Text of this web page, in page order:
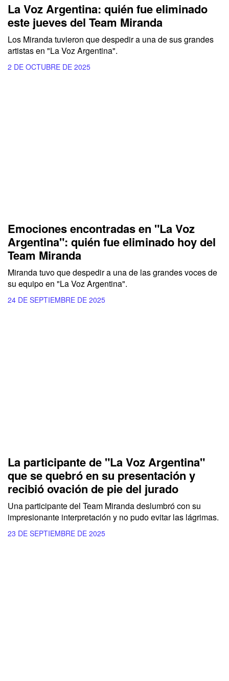
La Voz Argentina: quién fue eliminado
este jueves del Team Miranda
Los Miranda tuvieron que despedir a una de sus grandes
artistas en "La Voz Argentina".
2 DE OCTUBRE DE 2025
Emociones encontradas en "La Voz
Argentina": quién fue eliminado hoy del
Team Miranda
Miranda tuvo que despedir a una de las grandes voces de
su equipo en "La Voz Argentina".
24 DE SEPTIEMBRE DE 2025
La participante de "La Voz Argentina"
que se quebró en su presentación y
recibió ovación de pie del jurado
Una participante del Team Miranda deslumbró con su
impresionante interpretación y no pudo evitar las lágrimas.
23 DE SEPTIEMBRE DE 2025